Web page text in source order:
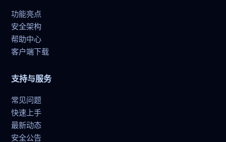
功能亮点
安全架构
帮助中心
客户端下载
支持与服务
常见问题
快速上手
最新动态
安全公告